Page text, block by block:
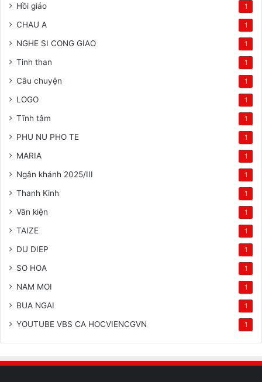
Hồi giáo 1
CHAU A 1
NGHE SI CONG GIAO 1
Tinh than 1
Câu chuyện 1
LOGO 1
Tĩnh tâm 1
PHU NU PHO TE 1
MARIA 1
Ngân khánh 2025/III 1
Thanh Kinh 1
Văn kiện 1
TAIZE 1
DU DIEP 1
SO HOA 1
NAM MOI 1
BUA NGAI 1
YOUTUBE VBS CA HOCVIENCGVN 1